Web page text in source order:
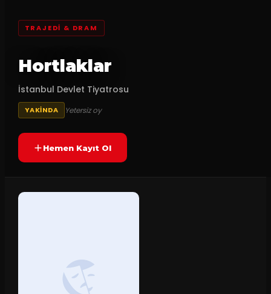
TRAJEDI & DRAM
Hortlaklar
İstanbul Devlet Tiyatrosu
YAKINDA Yetersiz oy
Hemen Kayıt Ol